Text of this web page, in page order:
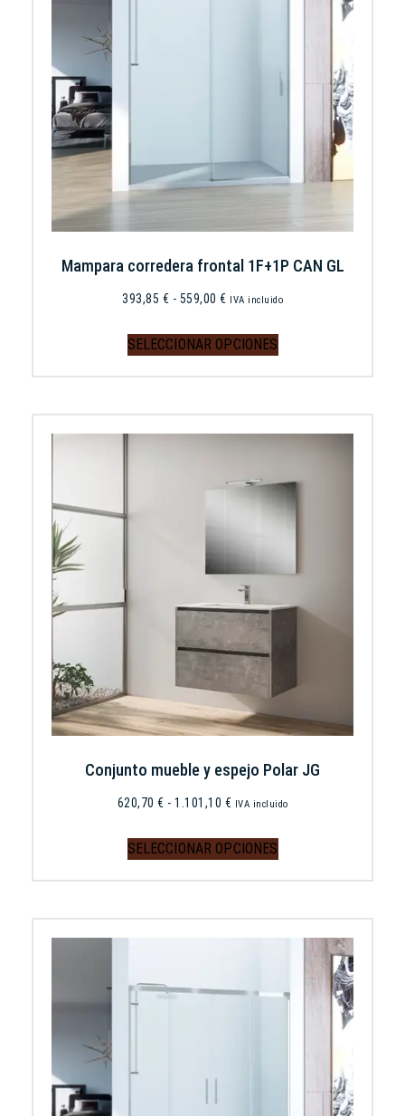
Mampara corredera frontal 1F+1P CAN GL
393,85 € - 559,00 € IVA incluido
SELECCIONAR OPCIONES
Conjunto mueble y espejo Polar JG
620,70 € - 1.101,10 € IVA incluido
SELECCIONAR OPCIONES